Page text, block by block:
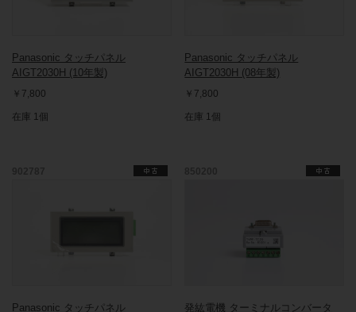
Panasonic タッチパネル
AIGT2030H (10年製)
￥7,800
在庫 1個
Panasonic タッチパネル
AIGT2030H (08年製)
￥7,800
在庫 1個
Panasonic タッチパネル
発紘電機 ターミナルコンバータ